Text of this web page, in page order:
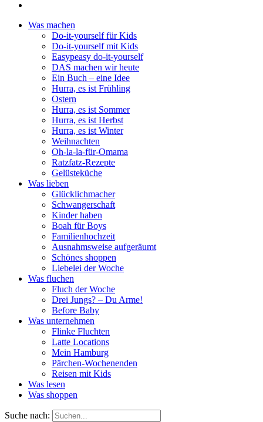
Was machen
Do-it-yourself für Kids
Do-it-yourself mit Kids
Easypeasy do-it-yourself
DAS machen wir heute
Ein Buch – eine Idee
Hurra, es ist Frühling
Ostern
Hurra, es ist Sommer
Hurra, es ist Herbst
Hurra, es ist Winter
Weihnachten
Oh-la-la-für-Omama
Ratzfatz-Rezepte
Gelüsteküche
Was lieben
Glücklichmacher
Schwangerschaft
Kinder haben
Boah für Boys
Familienhochzeit
Ausnahmsweise aufgeräumt
Schönes shoppen
Liebelei der Woche
Was fluchen
Fluch der Woche
Drei Jungs? – Du Arme!
Before Baby
Was unternehmen
Flinke Fluchten
Latte Locations
Mein Hamburg
Pärchen-Wochenenden
Reisen mit Kids
Was lesen
Was shoppen
Suche nach: